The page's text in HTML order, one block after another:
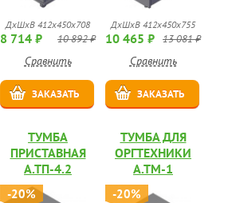
ДхШхВ 412х450х708
8 714 ₽ 10 892 ₽
Сравнить
ЗАКАЗАТЬ
ДхШхВ 412х450х755
10 465 ₽ 13 081 ₽
Сравнить
ЗАКАЗАТЬ
ТУМБА
ПРИСТАВНАЯ
А.ТП-4.2
-20%
ТУМБА ДЛЯ
ОРГТЕХНИКИ
А.ТМ-1
-20%